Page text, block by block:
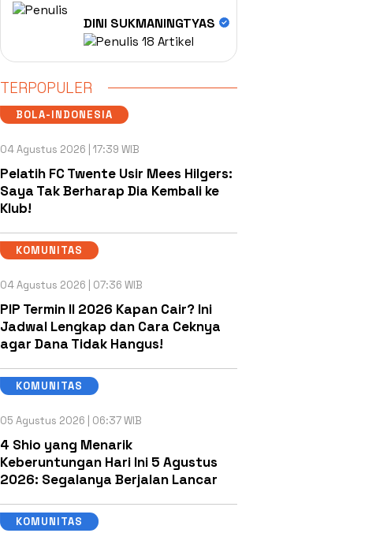
DINI SUKMANINGTYAS
18 Artikel
TERPOPULER
BOLA-INDONESIA
04 Agustus 2026 | 17:39 WIB
Pelatih FC Twente Usir Mees Hilgers:
Saya Tak Berharap Dia Kembali ke
Klub!
KOMUNITAS
04 Agustus 2026 | 07:36 WIB
PIP Termin II 2026 Kapan Cair? Ini
Jadwal Lengkap dan Cara Ceknya
agar Dana Tidak Hangus!
KOMUNITAS
05 Agustus 2026 | 06:37 WIB
4 Shio yang Menarik
Keberuntungan Hari Ini 5 Agustus
2026: Segalanya Berjalan Lancar
KOMUNITAS